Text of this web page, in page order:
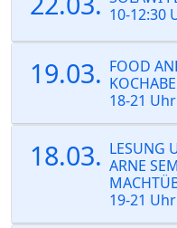
10-12:30
19.03. FOOD
18-21 Uhr
18.03. LESUNG
ARNE
19-21 Uhr